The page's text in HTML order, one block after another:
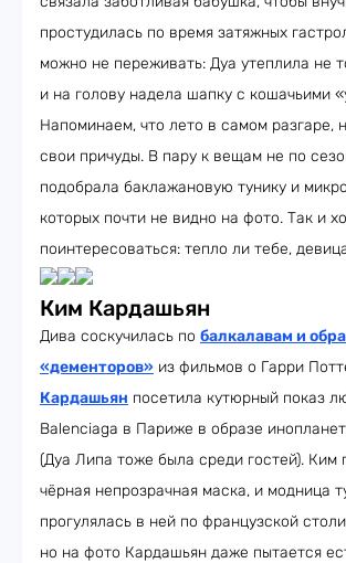
простудилась по время затяжных
можно не переживать: Дуа утеплила не
и на голову надела шапку с кошачьими
Напоминаем, что лето в самом разгаре,
свои причуды. В пару к вещам не по
подобрала баклажановую тунику и
которых почти не видно на фото. Так и
поинтересоваться: тепло ли тебе,
Ким Кардашьян
Дива соскучилась по балкалавам и
«дементоров» из фильмов о Гарри
Кардашьян посетила кутюрный показ
Balenciaga в Париже в образе
(Дуа Липа тоже была среди гостей). Ким
чёрная непрозрачная маска, и модница
прогулялась в ней по французской
но на фото Кардашьян даже пытается